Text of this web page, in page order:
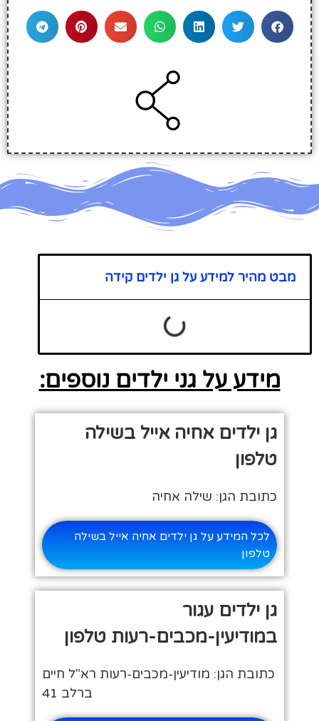
מבט מהיר למידע על גן ילדים קידה
מידע על גני ילדים נוספים:
גן ילדים אחיה אייל בשילה
טלפון
כתובת הגן: שילה אחיה
לכל המידע על גן ילדים אחיה אייל בשילה
טלפון
גן ילדים עגור
במודיעין-מכבים-רעות טלפון
כתובת הגן: מודיעין-מכבים-רעות רא"ל חיים
ברלב 41